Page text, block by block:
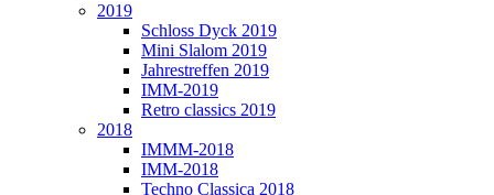
2019
Schloss Dyck 2019
Mini Slalom 2019
Jahrestreffen 2019
IMM-2019
Retro classics 2019
2018
IMMM-2018
IMM-2018
Techno Classica 2018